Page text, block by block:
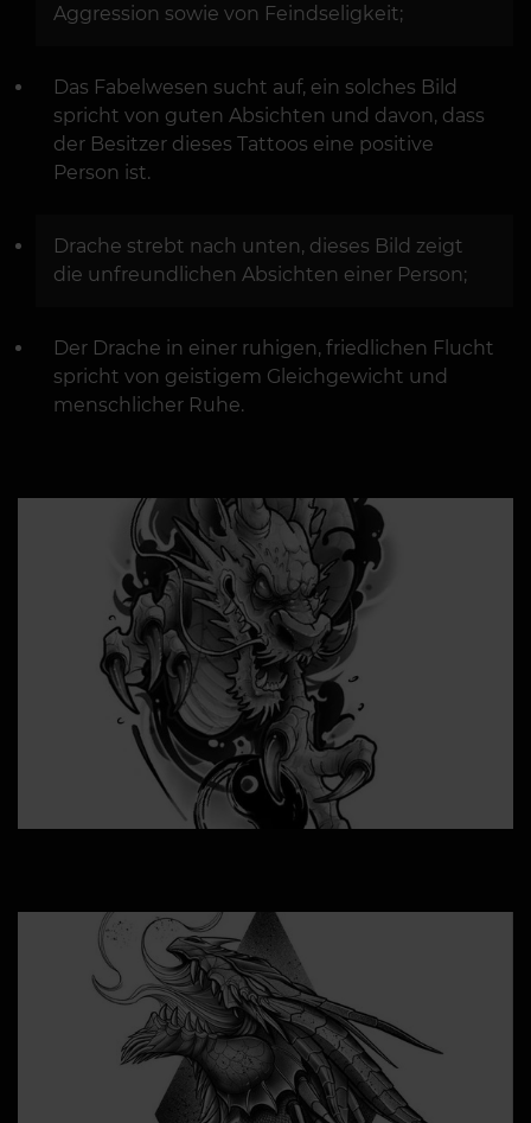
Aggression sowie von Feindseligkeit;
Das Fabelwesen sucht auf, ein solches Bild
spricht von guten Absichten und davon, dass
der Besitzer dieses Tattoos eine positive
Person ist.
Drache strebt nach unten, dieses Bild zeigt
die unfreundlichen Absichten einer Person;
Der Drache in einer ruhigen, friedlichen Flucht
spricht von geistigem Gleichgewicht und
menschlicher Ruhe.